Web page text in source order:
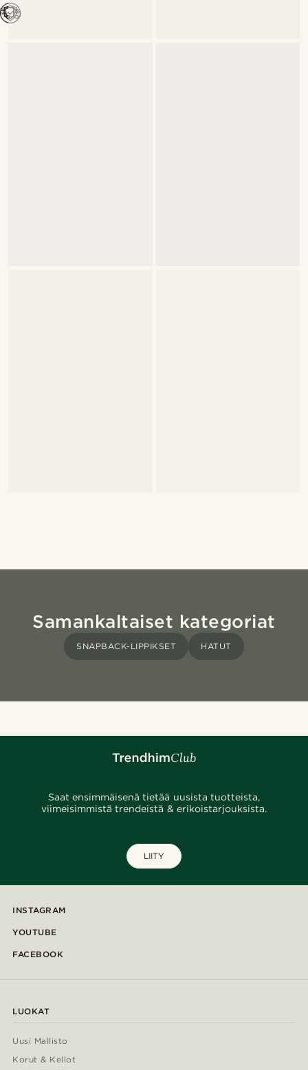
Samankaltaiset kategoriat
SNAPBACK-LIPPIKSET HATUT
Saat ensimmäisenä tietää uusista tuotteista,
viimeisimmistä trendeistä & erikoistarjouksista.
LIITY
INSTAGRAM
YOUTUBE
FACEBOOK
LUOKAT
Uusi Mallisto
Korut & Kellot